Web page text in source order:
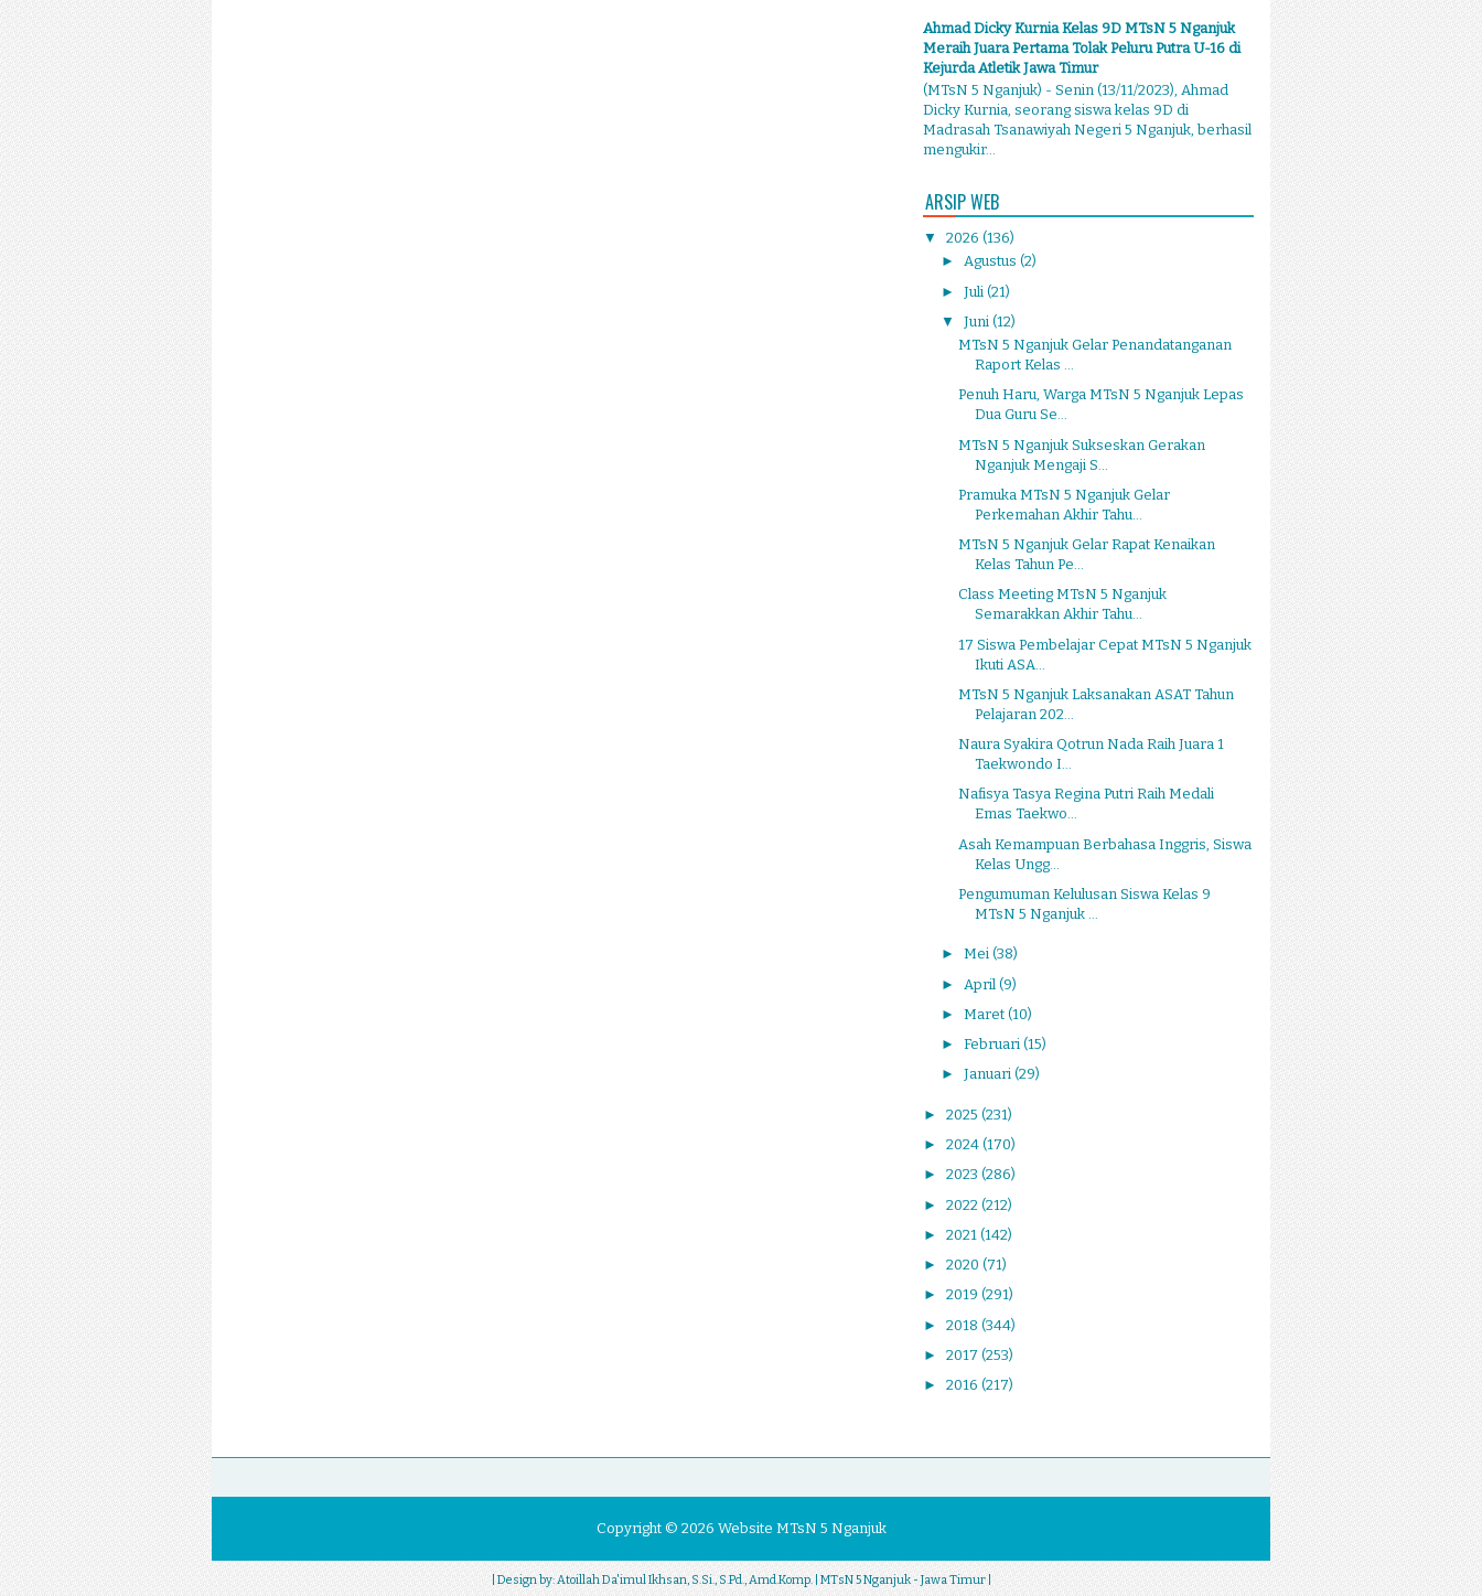
Ahmad Dicky Kurnia Kelas 9D MTsN 5 Nganjuk
Meraih Juara Pertama Tolak Peluru Putra U-16 di
Kejurda Atletik Jawa Timur
(MTsN 5 Nganjuk) - Senin (13/11/2023), Ahmad
Dicky Kurnia, seorang siswa kelas 9D di
Madrasah Tsanawiyah Negeri 5 Nganjuk, berhasil
mengukir...
ARSIP WEB
▼ 2026 (136)
► Agustus (2)
► Juli (21)
▼ Juni (12)
MTsN 5 Nganjuk Gelar Penandatanganan
Raport Kelas ...
Penuh Haru, Warga MTsN 5 Nganjuk Lepas
Dua Guru Se...
MTsN 5 Nganjuk Sukseskan Gerakan
Nganjuk Mengaji S...
Pramuka MTsN 5 Nganjuk Gelar
Perkemahan Akhir Tahu...
MTsN 5 Nganjuk Gelar Rapat Kenaikan
Kelas Tahun Pe...
Class Meeting MTsN 5 Nganjuk
Semarakkan Akhir Tahu...
17 Siswa Pembelajar Cepat MTsN 5 Nganjuk
Ikuti ASA...
MTsN 5 Nganjuk Laksanakan ASAT Tahun
Pelajaran 202...
Naura Syakira Qotrun Nada Raih Juara 1
Taekwondo I...
Nafisya Tasya Regina Putri Raih Medali
Emas Taekwo...
Asah Kemampuan Berbahasa Inggris, Siswa
Kelas Ungg...
Pengumuman Kelulusan Siswa Kelas 9
MTsN 5 Nganjuk ...
► Mei (38)
► April (9)
► Maret (10)
► Februari (15)
► Januari (29)
► 2025 (231)
► 2024 (170)
► 2023 (286)
► 2022 (212)
► 2021 (142)
► 2020 (71)
► 2019 (291)
► 2018 (344)
► 2017 (253)
► 2016 (217)
Copyright © 2026 Website MTsN 5 Nganjuk
| Design by:Atoillah Da'imul Ikhsan, S.Si., S.Pd., Amd.Komp.| MTsN 5 Nganjuk - Jawa Timur |